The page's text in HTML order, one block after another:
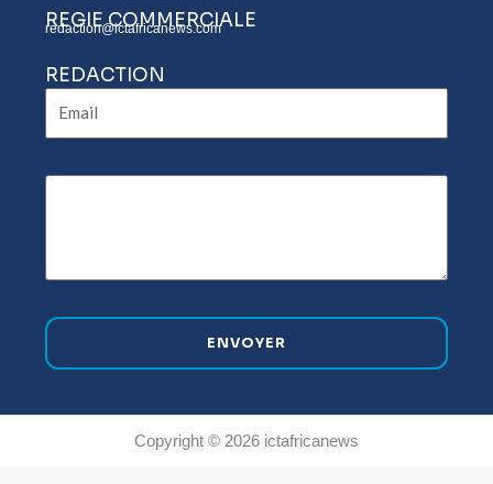
REGIE COMMERCIALE
redaction@ictafricanews.com
REDACTION
ENVOYER
Copyright © 2026 ictafricanews